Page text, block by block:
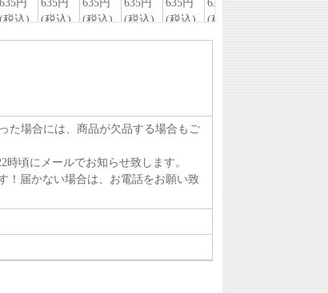
た場合には、商品が欠品する場合もご
頃にメールでお知らせ致します。
！届かない場合は、お電話をお願い致